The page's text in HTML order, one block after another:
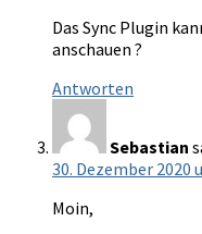
Das Sync Plugin
anschauen ?
Antworten
Sebastian
30. Dezember 2020
Moin,